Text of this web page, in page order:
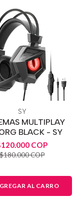
SY
MULTIPLAY
BLACK - SY
COP
COP
AL CARRO